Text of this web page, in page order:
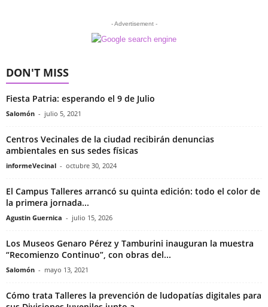
- Advertisement -
DON'T MISS
Fiesta Patria: esperando el 9 de Julio
Salomón - julio 5, 2021
Centros Vecinales de la ciudad recibirán denuncias
ambientales en sus sedes físicas
informeVecinal - octubre 30, 2024
El Campus Talleres arrancó su quinta edición: todo el color de
la primera jornada...
Agustin Guernica - julio 15, 2026
Los Museos Genaro Pérez y Tamburini inauguran la muestra
“Recomienzo Continuo”, con obras del...
Salomón - mayo 13, 2021
Cómo trata Talleres la prevención de ludopatías digitales para